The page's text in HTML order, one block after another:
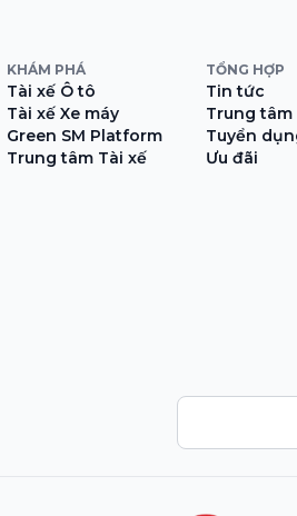
KHÁM PHÁ
Tài xế Ô tô
Tài xế Xe máy
Green SM Platform
Trung tâm Tài xế
TỔNG HỢP
Tin tức
Trung tâm
Tuyển
Ưu đãi